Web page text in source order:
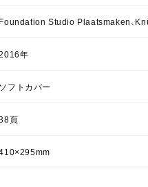
Foundation Studio Plaatsmaken、
年
ソフトカバー
頁